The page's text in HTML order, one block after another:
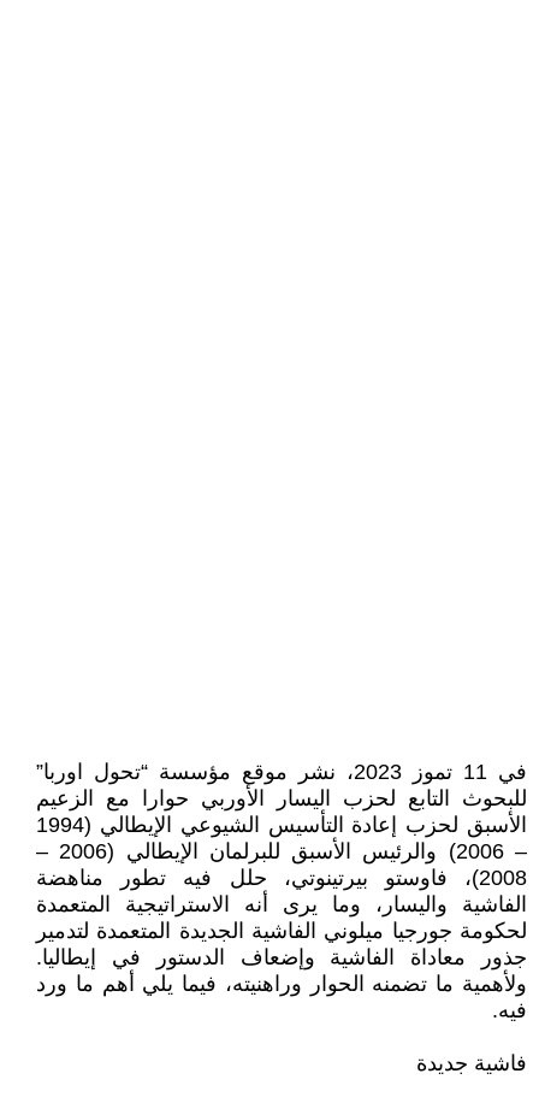
في 11 تموز 2023، نشر موقع مؤسسة “تحول اوربا”
للبحوث التابع لحزب اليسار الأوربي حوارا مع الزعيم
الأسبق لحزب إعادة التأسيس الشيوعي الإيطالي (1994
– 2006) والرئيس الأسبق للبرلمان الإيطالي (2006 –
2008)، فاوستو بيرتينوتي، حلل فيه تطور مناهضة
الفاشية واليسار، وما يرى أنه الاستراتيجية المتعمدة
لحكومة جورجيا ميلوني الفاشية الجديدة المتعمدة لتدمير
جذور معاداة الفاشية وإضعاف الدستور في إيطاليا.
ولأهمية ما تضمنه الحوار وراهنيته، فيما يلي أهم ما ورد
فيه.
فاشية جديدة